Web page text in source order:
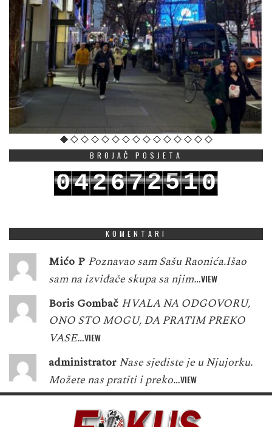
BROJAČ POSJETA
042672510
KOMENTARI
Mićo P Poznavao sam Sašu Raonića.Išao
sam na izviđače skupa sa njim…VIEW
Boris Gombač HVALA NA ODGOVORU,
ONO STO MOGU, DA PRATIM PREKO
VASE…VIEW
administrator Nase sjediste je u Njujorku.
Možete nas pratiti i preko…VIEW